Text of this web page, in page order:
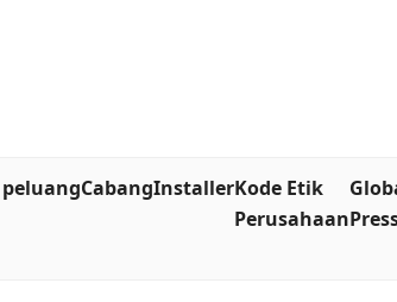
peluangCabangInstallerKode Etik
Perusahaan